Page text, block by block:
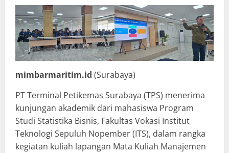
mimbarmaritim.id (Surabaya)
PT Terminal Petikemas Surabaya (TPS) menerima
kunjungan akademik dari mahasiswa Program
Studi Statistika Bisnis, Fakultas Vokasi Institut
Teknologi Sepuluh Nopember (ITS), dalam rangka
kegiatan kuliah lapangan Mata Kuliah Manajemen